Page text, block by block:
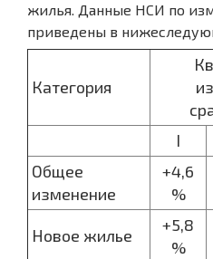
жилья. Данные НСИ по
приведены в
Категория
І
Общее
изменение
+4,6
%
Новое жилье
+5,8
%